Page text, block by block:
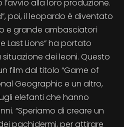
alla loro produzione.
poi, il leopardo è diventato
e grande ambasciatori
Last Lions” ha portato
dei leoni. Questo
film dal titolo “Game of
Geographic e un altro,
elefanti che hanno
“Speriamo di creare un
pachidermi, per attirare